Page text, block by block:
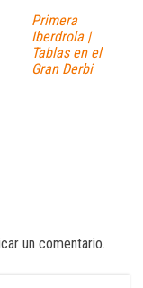
Primera
Iberdrola |
Tablas en el
Gran Derbi
un comentario.